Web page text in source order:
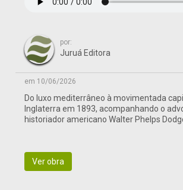
por:
Juruá Editora
em 10/06/2026
Do luxo mediterrâneo à movimentada
Inglaterra em 1893, acompanhando o
historiador americano Walter Phelps
Ver obra